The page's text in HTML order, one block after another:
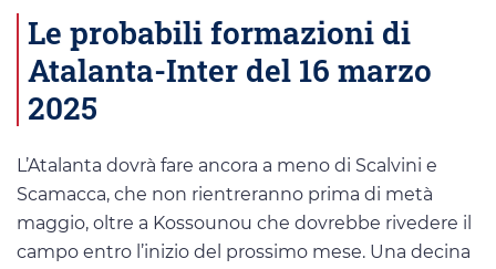
Le probabili formazioni di
Atalanta-Inter del 16 marzo
2025
L’Atalanta dovrà fare ancora a meno di Scalvini e
Scamacca, che non rientreranno prima di metà
maggio, oltre a Kossounou che dovrebbe rivedere il
campo entro l’inizio del prossimo mese. Una decina